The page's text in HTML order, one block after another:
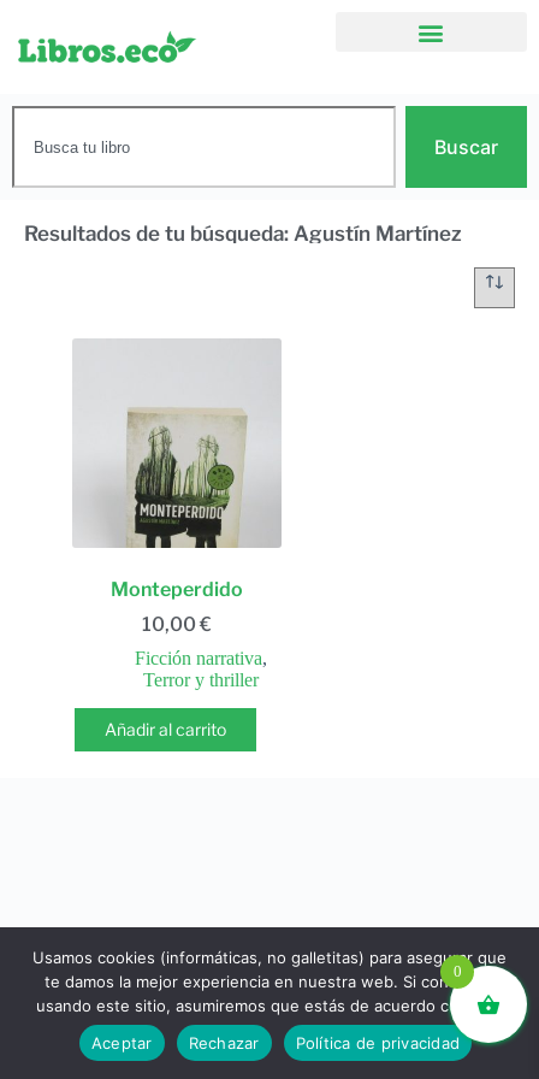
Buscar
Resultados de tu búsqueda: Agustín Martínez
Monteperdido
10,00 €
Ficción narrativa,
Terror y thriller
Añadir al carrito
libros.eco © - Desde Barcelona para el mundo 💚 |
Devoluciones y reembolsos|Política de Privacidad
0
Usamos cookies (informáticas, no galletitas) para asegurar que
te damos la mejor experiencia en nuestra web. Si continúas
usando este sitio, asumiremos que estás de acuerdo con ello.
Aceptar
Rechazar Política de privacidad